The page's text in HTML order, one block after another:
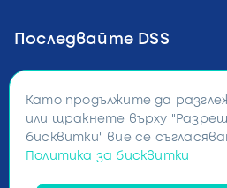
Последвайте DSS
f in
©2026 Digital and Software
899
UK:+44 7728 232852
Като продължите да
или щракнете върху
бисквитки" вие се
Политика за бисквитки